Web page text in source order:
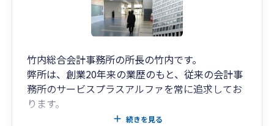
竹内総合会計事務所の所長の竹内です。
弊所は、創業20年来の業歴のもと、従来の会計事
務所のサービスプラスアルファを常に追求してお
ります。
所内には、税理士、中小企業診断士、行政書士、
続きを見る